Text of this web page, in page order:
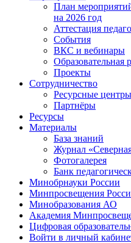
План
на 2026 год
Аттестация
События
ВКС и вебинары
Образовательная
Проекты
Сотрудничество
Ресурсные
Партнёры
Ресурсы
Материалы
База знаний
Журнал
Фотогалерея
Банк
Минобрнауки России
Минпросвещения
Минобразования АО
Академия
Цифровая
Войти в личный